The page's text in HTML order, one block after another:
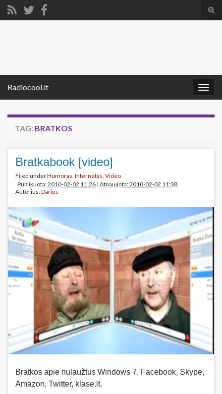
Radiocool.lt
TAG: BRATKOS
Bratkabook [video]
Filed underHumoras, Internetas, Video
Publikuota: 2010-02-02 11:26 | Atnaujinta: 2010-02-02 11:38
Autorius:Darius
Bratkos apie nulaužtus Windows 7, Facebook, Skype,
Amazon, Twitter, klase.lt.